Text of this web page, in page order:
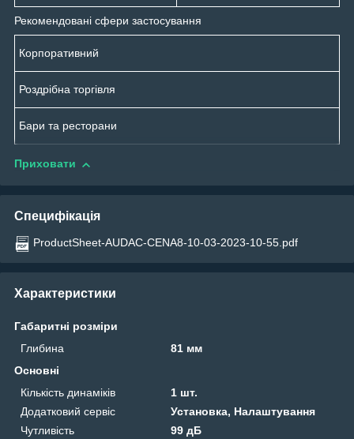
Рекомендовані сфери застосування
Корпоративний
Роздрібна торгівля
Бари та ресторани
Приховати
Специфікація
ProductSheet-AUDAC-CENA8-10-03-2023-10-55.pdf
Характеристики
Габаритні розміри
Глибина
81 мм
Основні
Кількість динаміків
1 шт.
Додатковий сервіс
Установка, Налаштування
Чутливість
99 дБ